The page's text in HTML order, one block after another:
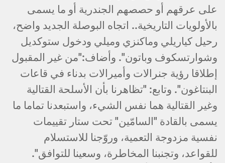
على عرقهم أو حصصهم الجندرية أو ما يسمى
بالأولويات التاريخية.. اتجاه البوصلة الجديد واضح،
رحيل كياريلي وماكنزي وميلي ودخول ستوكديل
وشوارتسكوف وباتون". وأضاف:"من غير المقبول
إطلاقا رؤية جنرالات وأميرالات بدناء في قاعات
البنتاغون". وتابع: "تظاهرنا بأن الأسلحة القتالية
وغير القتالية هما نفس الشيء، واستبعدنا تماما ما
يسمى بالقادة "السامّين" تحت ستار تقييمات
نفسية مزدوجة التعمية، وروّجنا للاستسلام
للقواعد، وتجنبنا المخاطرة، وسعينا للتوافق".